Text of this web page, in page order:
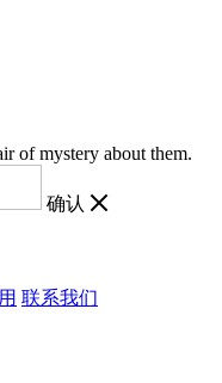
of mystery about them.
确认
联系我们